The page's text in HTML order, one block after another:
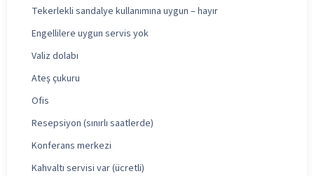
Tekerlekli sandalye kullanımına uygun – hayır
Engellilere uygun servis yok
Valiz dolabı
Ateş çukuru
Ofis
Resepsiyon (sınırlı saatlerde)
Konferans merkezi
Kahvaltı servisi var (ücretli)